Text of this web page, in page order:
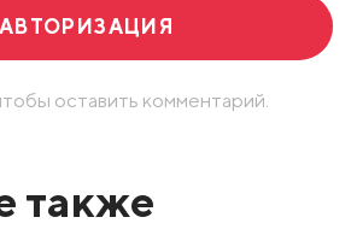
АВТОРИЗАЦИЯ
оставить комментарий.
также